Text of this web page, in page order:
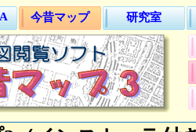
今昔マップ 研究室